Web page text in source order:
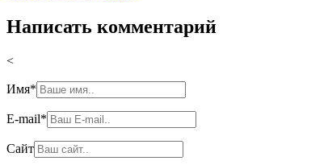
Написать комментарий
<
Имя*
E-mail*
Сайт